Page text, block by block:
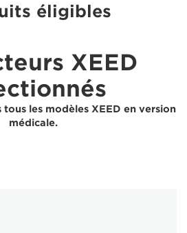
éligibles
XEED
les modèles XEED en version
médicale.